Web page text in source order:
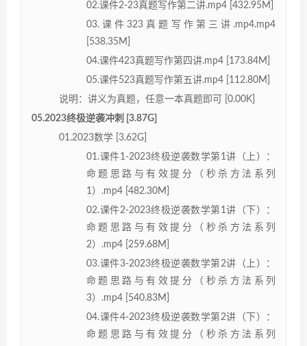
02.课件2-23真题写作第二讲.mp4 [432.95M]
03.课件323真题写作第三讲.mp4.mp4
[538.35M]
04.课件423真题写作第四讲.mp4 [173.84M]
05.课件523真题写作第五讲.mp4 [112.80M]
说明：讲义为真题，任意一本真题即可 [0.00K]
05.2023终极逆袭冲刺 [3.87G]
01.2023数学 [3.62G]
01.课件1-2023终极逆袭数学第1讲（上）：
命题思路与有效提分（秒杀方法系列
1）.mp4 [482.30M]
02.课件2-2023终极逆袭数学第1讲（下）：
命题思路与有效提分（秒杀方法系列
2）.mp4 [259.68M]
03.课件3-2023终极逆袭数学第2讲（上）：
命题思路与有效提分（秒杀方法系列
3）.mp4 [540.83M]
04.课件4-2023终极逆袭数学第2讲（下）：
命题思路与有效提分（秒杀方法系列